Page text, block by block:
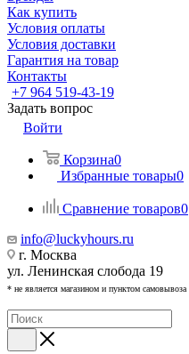
Как купить
Условия оплаты
Условия доставки
Гарантия на товар
Контакты
+7 964 519-43-19
Задать вопрос
Войти
Корзина0
Избранные товары0
Сравнение товаров0
info@luckyhours.ru
г. Москва
ул. Ленинская слобода 19
* не является магазином и пунктом самовывоза